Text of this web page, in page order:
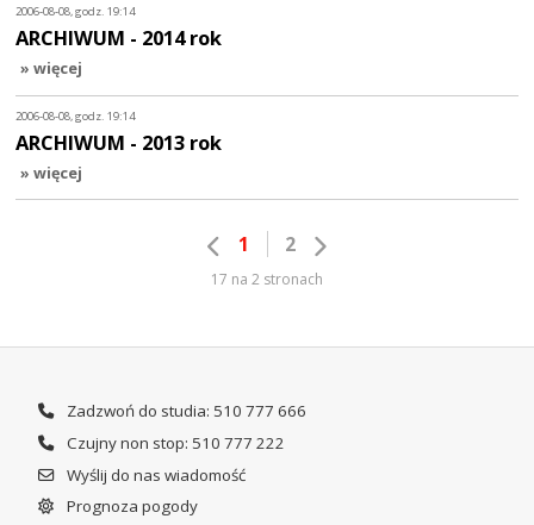
2006-08-08, godz. 19:14
ARCHIWUM - 2014 rok
» więcej
2006-08-08, godz. 19:14
ARCHIWUM - 2013 rok
» więcej
1 2
17 na 2 stronach
Zadzwoń do studia: 510 777 666
Czujny non stop: 510 777 222
Wyślij do nas wiadomość
Prognoza pogody